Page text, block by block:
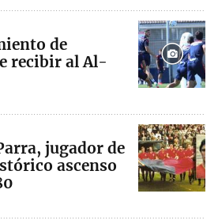
de
recibir al Al-
jugador de
ascenso